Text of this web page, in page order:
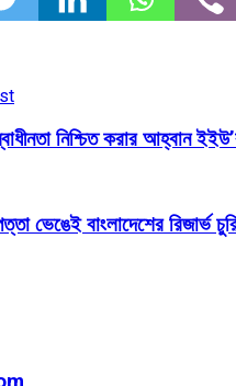
নিশ্চিত করার আহ্বান
ভেঙেই বাংলাদেশের রিজার্ভ